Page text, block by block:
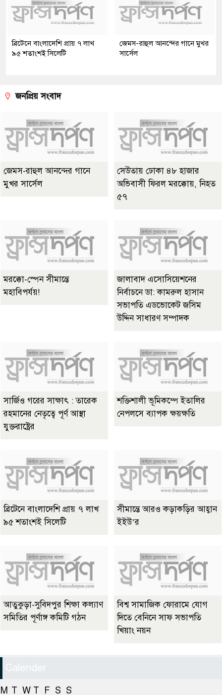
ব্রিটেনে বাংলাদেশি প্রায় ৭ লাখ
৯৫ শতাংশই সিলেটি
জেমস-রাহুল আনন্দের গানে মুখর
সার্সেল
জনপ্রিয় সংবাদ
জেমস-রাহুল আনন্দের গানে
মুখর সার্সেল
সেউতায় ঢোকা ৪৮ হাজার
অভিবাসী ফিরল মরক্কোয়, নিহত
৫৭
মরক্কো-স্পেন সীমান্তে
মহাবিপর্যয়!
জালাবাদ এসোসিয়েশনের
নির্বাচনে ডা: কামরুল হাসান
সভাপতি এডভোকেট জসিম
উদ্দিন সাধারণ সম্পাদক
সার্জিও গরের সাক্ষাৎ : তারেক
রহমানের নেতৃত্বে পূর্ণ আস্থা
যুক্তরাষ্ট্রের
শক্তিশালী ভূমিকম্পে ইতালির
নেপলসে ব্যাপক ক্ষয়ক্ষতি
ব্রিটেনে বাংলাদেশি প্রায় ৭ লাখ
৯৫ শতাংশই সিলেটি
সীমান্তে আরও কড়াকড়ির আহ্বান
ইইউ’র
আতুকুড়া-সুবিদপুর শিক্ষা কল্যাণ
সমিতির পূর্ণাঙ্গ কমিটি গঠন
বিশ্ব সামাজিক ফোরামে যোগ
দিতে বেনিনে সাফ সভাপতি
খিয়াং নয়ন
Calender
M T W T F S S